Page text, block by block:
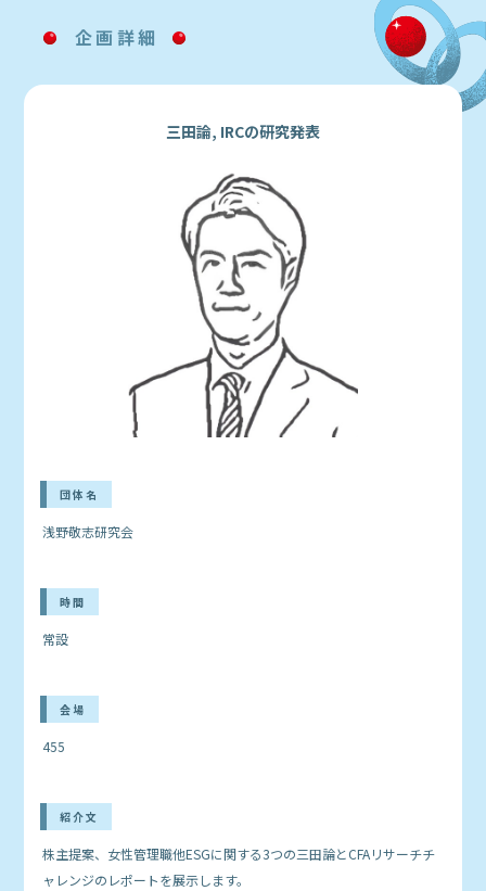
企画詳細
三田論, IRCの研究発表
団体名
浅野敬志研究会
時間
常設
会場
455
紹介文
株主提案、女性管理職他ESGに関する3つの三田論とCFAリサーチチ
ャレンジのレポートを展示します。